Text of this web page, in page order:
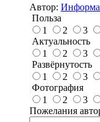
Автор:
Польза
1
2 3
Актуальность
1
2 3
Развёрнутость
1
2 3
Фотография
1
2 3
Пожелания